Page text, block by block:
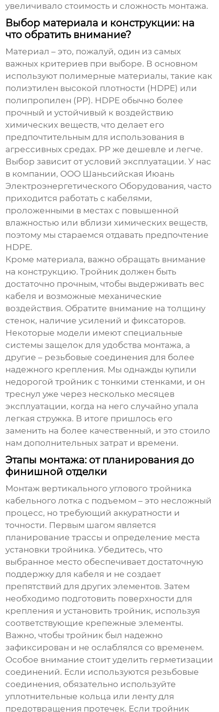
увеличивало стоимость и сложность монтажа.
Выбор материала и конструкции: на
что обратить внимание?
Материал – это, пожалуй, один из самых
важных критериев при выборе. В основном
используют полимерные материалы, такие как
полиэтилен высокой плотности (HDPE) или
полипропилен (PP). HDPE обычно более
прочный и устойчивый к воздействию
химических веществ, что делает его
предпочтительным для использования в
агрессивных средах. PP же дешевле и легче.
Выбор зависит от условий эксплуатации. У нас
в компании, ООО Шаньсийская Июань
Электроэнергетического Оборудования, часто
приходится работать с кабелями,
проложенными в местах с повышенной
влажностью или вблизи химических веществ,
поэтому мы стараемся отдавать предпочтение
HDPE.
Кроме материала, важно обращать внимание
на конструкцию. Тройник должен быть
достаточно прочным, чтобы выдерживать вес
кабеля и возможные механические
воздействия. Обратите внимание на толщину
стенок, наличие усилений и фиксаторов.
Некоторые модели имеют специальные
системы защелок для удобства монтажа, а
другие – резьбовые соединения для более
надежного крепления. Мы однажды купили
недорогой тройник с тонкими стенками, и он
треснул уже через несколько месяцев
эксплуатации, когда на него случайно упала
легкая стружка. В итоге пришлось его
заменить на более качественный, и это стоило
нам дополнительных затрат и времени.
Этапы монтажа: от планирования до
финишной отделки
Монтаж вертикального углового тройника
кабельного лотка с подъемом – это несложный
процесс, но требующий аккуратности и
точности. Первым шагом является
планирование трассы и определение места
установки тройника. Убедитесь, что
выбранное место обеспечивает достаточную
поддержку для кабеля и не создает
препятствий для других элементов. Затем
необходимо подготовить поверхности для
крепления и установить тройник, используя
соответствующие крепежные элементы.
Важно, чтобы тройник был надежно
зафиксирован и не ослаблялся со временем.
Особое внимание стоит уделить герметизации
соединений. Если используются резьбовые
соединения, обязательно используйте
уплотнительные кольца или ленту для
предотвращения протечек. Если тройник